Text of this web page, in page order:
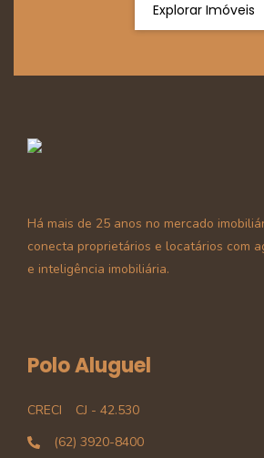
Explorar Imóveis
Há mais de 25 anos no mercado
conecta proprietários e locatários com
e inteligência imobiliária.
Polo Aluguel
CRECI
CJ - 42.530
(62) 3920-8400